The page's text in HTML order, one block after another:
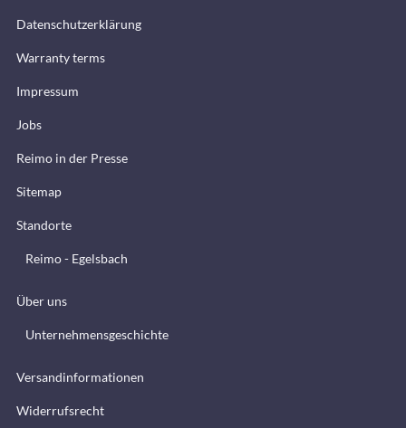
Datenschutzerklärung
Warranty terms
Impressum
Jobs
Reimo in der Presse
Sitemap
Standorte
Reimo - Egelsbach
Über uns
Unternehmensgeschichte
Versandinformationen
Widerrufsrecht